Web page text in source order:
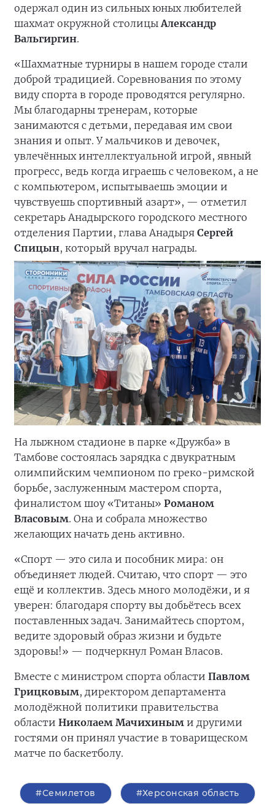
одержал один из сильных юных любителей
шахмат окружной столицыАлександр
Вальгиргин.
«Шахматные турниры в нашем городе стали
доброй традицией. Соревнования по этому
виду спорта в городе проводятся регулярно.
Мы благодарны тренерам, которые
занимаются с детьми, передавая им свои
знания и опыт. У мальчиков и девочек,
увлечённых интеллектуальной игрой, явный
прогресс, ведь когда играешь с человеком, а не
с компьютером, испытываешь эмоции и
чувствуешь спортивный азарт», — отметил
секретарь Анадырского городского местного
отделения Партии, глава Анадыря Сергей
Спицын, который вручал награды.
На лыжном стадионе в парке «Дружба» в
Тамбове состоялась зарядка с двукратным
олимпийским чемпионом по греко-римской
борьбе, заслуженным мастером спорта,
финалистом шоу «Титаны» Романом
Власовым. Она и собрала множество
желающих начать день активно.
«Спорт — это сила и пособник мира: он
объединяет людей. Считаю, что спорт — это
ещё и коллектив. Здесь много молодёжи, и я
уверен: благодаря спорту вы добьётесь всех
поставленных задач. Занимайтесь спортом,
ведите здоровый образ жизни и будьте
здоровы!» — подчеркнул Роман Власов.
Вместе с министром спорта области Павлом
Грицковым, директором департамента
молодёжной политики правительства
области Николаем Мачихиным и другими
гостями он принял участие в товарищеском
матче по баскетболу.
#Семилетов #Херсонская область